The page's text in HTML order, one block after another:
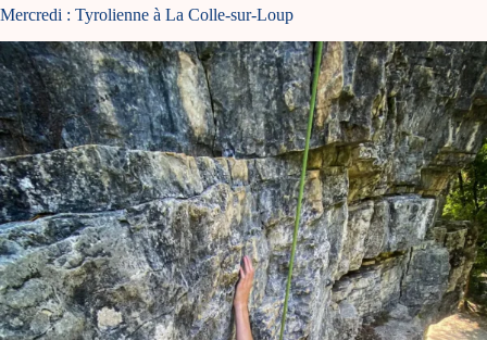
Mercredi : Tyrolienne à La Colle-sur-Loup